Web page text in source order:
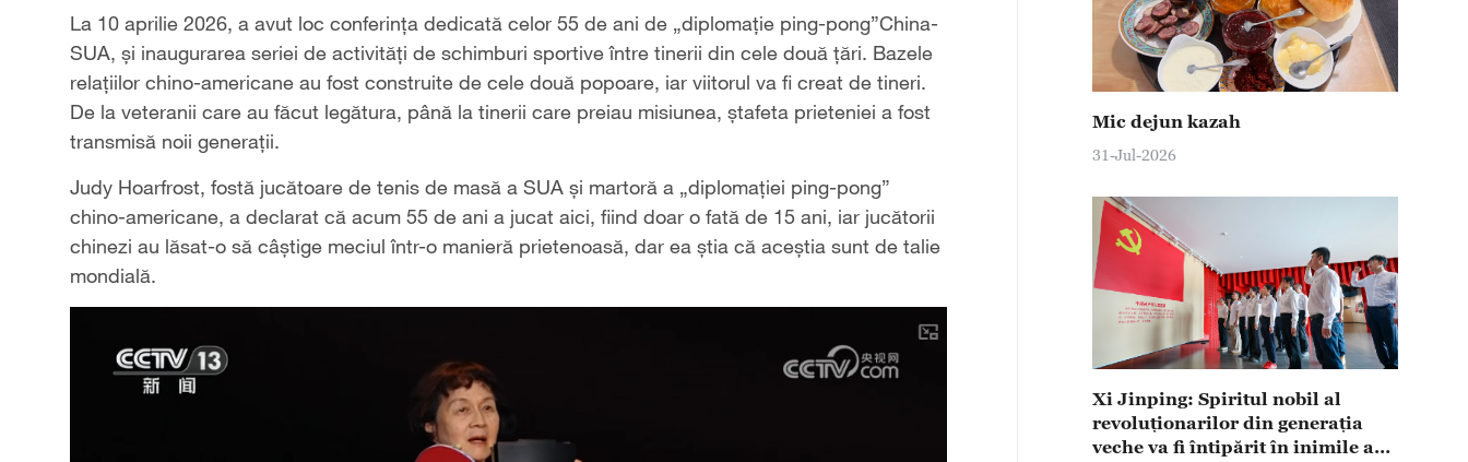
La 10 aprilie 2026, a avut loc conferința dedicată celor 55 de ani de „diplomație ping-pong”China-
SUA, și inaugurarea seriei de activități de schimburi sportive între tinerii din cele două țări. Bazele
relațiilor chino-americane au fost construite de cele două popoare, iar viitorul va fi creat de tineri.
De la veteranii care au făcut legătura, până la tinerii care preiau misiunea, ștafeta prieteniei a fost
transmisă noii generații.
Judy Hoarfrost, fostă jucătoare de tenis de masă a SUA și martoră a „diplomației ping-pong”
chino-americane, a declarat că acum 55 de ani a jucat aici, fiind doar o fată de 15 ani, iar jucătorii
chinezi au lăsat-o să câștige meciul într-o manieră prietenoasă, dar ea știa că aceștia sunt de talie
mondială.
Mic dejun kazah
31-Jul-2026
Xi Jinping: Spiritul nobil al
revoluționarilor din generația
veche va fi întipărit în inimile a